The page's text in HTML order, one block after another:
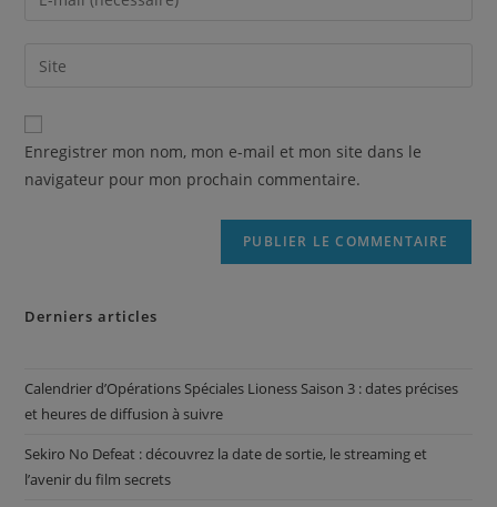
Enregistrer mon nom, mon e-mail et mon site dans le
navigateur pour mon prochain commentaire.
Derniers articles
Calendrier d’Opérations Spéciales Lioness Saison 3 : dates précises
et heures de diffusion à suivre
Sekiro No Defeat : découvrez la date de sortie, le streaming et
l’avenir du film secrets